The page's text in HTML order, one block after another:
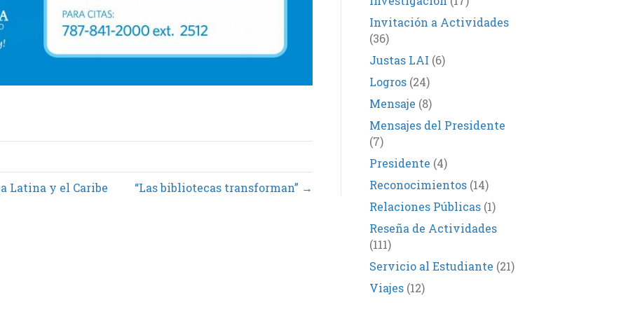
Latina y el Caribe “Las bibliotecas transforman” →
Invitación a Actividades
(36)
Justas LAI (6)
Logros(24)
Mensaje (8)
Mensajes del Presidente
(7)
Presidente (4)
Reconocimientos(14)
Relaciones Públicas(1)
Reseña de Actividades
(111)
Servicio al Estudiante (21)
Viajes(12)